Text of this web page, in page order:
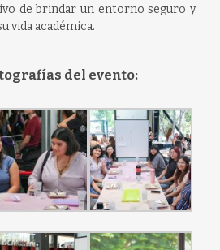
de brindar un entorno seguro y
vida académica.
del evento: